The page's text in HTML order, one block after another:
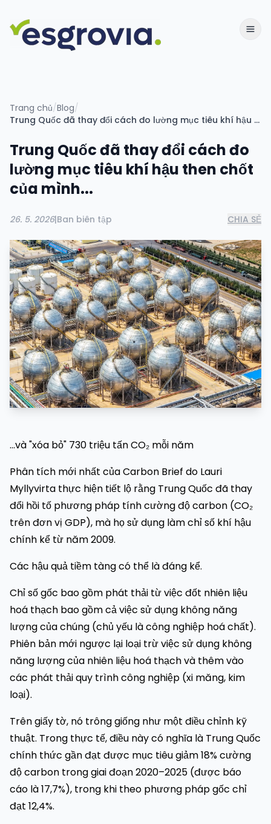
Trang chủ/Blog/
Trung Quốc đã thay đổi cách đo lường mục tiêu khí hậu then chốt của mình...
Trung Quốc đã thay đổi cách đo
lường mục tiêu khí hậu then chốt
của mình...
26. 5. 2026|Ban biên tập CHIA SẺ
...và "xóa bỏ" 730 triệu tấn CO₂ mỗi năm
Phân tích mới nhất của Carbon Brief do Lauri
Myllyvirta thực hiện tiết lộ rằng Trung Quốc đã thay
đổi hồi tố phương pháp tính cường độ carbon (CO₂
trên đơn vị GDP), mà họ sử dụng làm chỉ số khí hậu
chính kể từ năm 2009.
Các hậu quả tiềm tàng có thể là đáng kể.
Chỉ số gốc bao gồm phát thải từ việc đốt nhiên liệu
hoá thạch bao gồm cả việc sử dụng không năng
lượng của chúng (chủ yếu là công nghiệp hoá chất).
Phiên bản mới ngược lại loại trừ việc sử dụng không
năng lượng của nhiên liệu hoá thạch và thêm vào
các phát thải quy trình công nghiệp (xi măng, kim
loại).
Trên giấy tờ, nó trông giống như một điều chỉnh kỹ
thuật. Trong thực tế, điều này có nghĩa là Trung Quốc
chính thức gần đạt được mục tiêu giảm 18% cường
độ carbon trong giai đoạn 2020–2025 (được báo
cáo là 17,7%), trong khi theo phương pháp gốc chỉ
đạt 12,4%.